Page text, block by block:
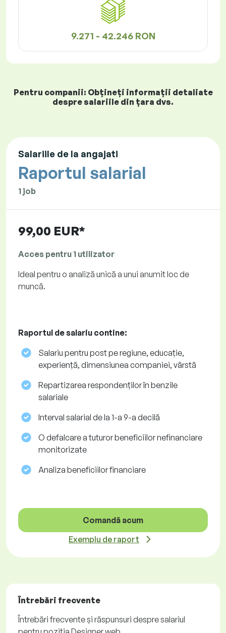
9.271 - 42.246 RON
Pentru companii: Obțineți informații detaliate
despre salariile din țara dvs.
Salariile de la angajati
Raportul salarial
1 job
99,00 EUR*
Acces pentru 1 utilizator
Ideal pentru o analiză unică a unui anumit loc de
muncă.
Raportul de salariu contine:
Salariu pentru post pe regiune, educație,
experiență, dimensiunea companiei, vârstă
Repartizarea respondenților în benzile
salariale
Interval salarial de la 1-a 9-a decilă
O defalcare a tuturor beneficiilor nefinanciare
monitorizate
Analiza beneficiilor financiare
Comandă acum
Exemplu de raport
Întrebări frecvente
Întrebări frecvente și răspunsuri despre salariul